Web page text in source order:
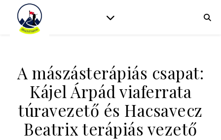
A mászásterápiás csapat:
Kájel Árpád viaferrata
túravezető és Hacsavecz
Beatrix terápiás vezető